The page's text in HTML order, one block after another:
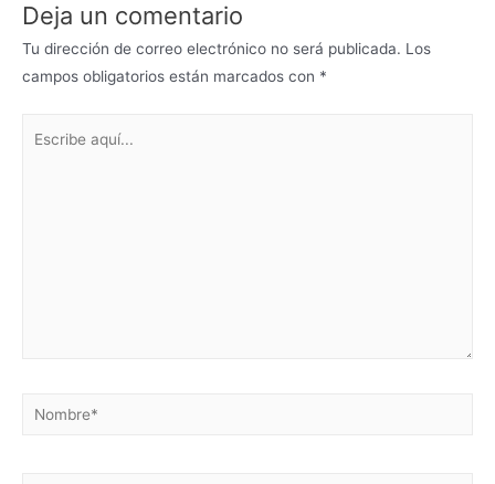
Deja un comentario
Tu dirección de correo electrónico no será publicada. Los
campos obligatorios están marcados con *